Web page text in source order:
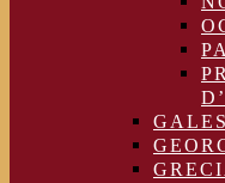
GALES